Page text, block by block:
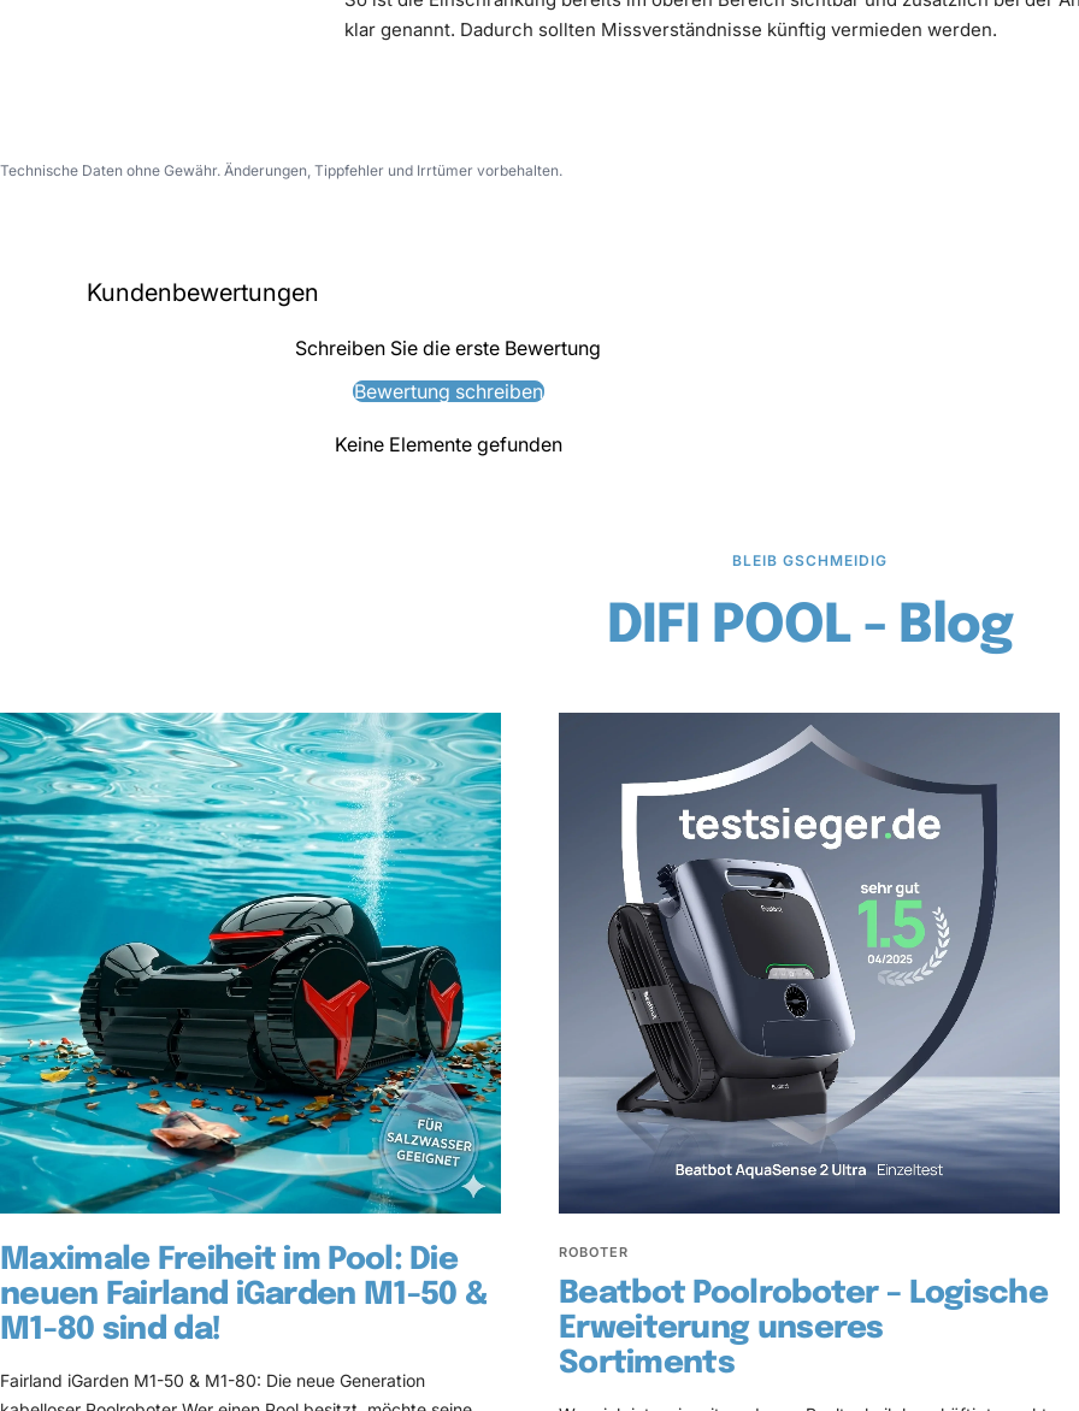
klar genannt. Dadurch sollten Missverständnisse künftig vermieden werden.
Technische Daten ohne Gewähr. Änderungen, Tippfehler und Irrtümer vorbehalten.
Kundenbewertungen
Schreiben Sie die erste Bewertung
Bewertung schreiben
Keine Elemente gefunden
BLEIB GSCHMEIDIG
DIFI POOL - Blog
Maximale Freiheit im Pool: Die
neuen Fairland iGarden M1-50 &
M1-80 sind da!
Fairland iGarden M1-50 & M1-80: Die neue Generation
ROBOTER
Beatbot Poolroboter – Logische
Erweiterung unseres
Sortiments